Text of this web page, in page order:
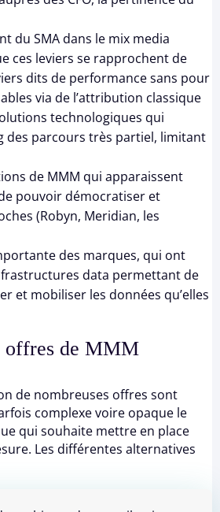
du SMA dans le mix media
ces leviers se rapprochent de
dits de performance sans pour
via de l’attribution classique
technologiques qui
des parcours très partiel, limitant
de MMM qui apparaissent
pouvoir démocratiser et
(Robyn, Meridian, les
des marques, qui ont
data permettant de
et mobiliser les données qu’elles
offres de MMM
de nombreuses offres sont
complexe voire opaque le
qui souhaite mettre en place
Les différentes alternatives